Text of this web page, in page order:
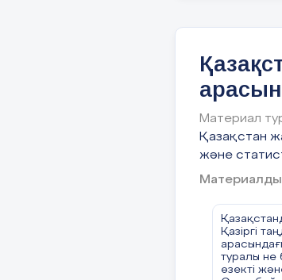
бастауды
қатты
кейбір
ауысқанын
жұмсауға
айтты.
дамуы
Мектепте
себебібен
- балалар,
жалғыз
Материал
Қазақстан
және
Қазіргі
туралы не
өзекті